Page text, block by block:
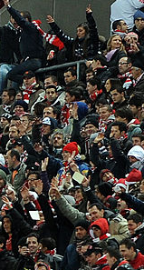
Stabia
28 Maggio 2026
non siamo
27 Maggio 2026